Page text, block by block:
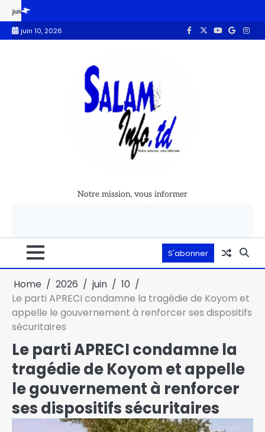
dans le Mayo Kebbi-est : le CAMOJET condamne et appelle l’État
juin 10, 2026
Notre mission, vous informer
S'abonner
Home 2026 juin
10
Le parti APRECI condamne la tragédie de Koyom et
appelle le gouvernement à renforcer ses dispositifs
sécuritaires
Le parti APRECI condamne la
tragédie de Koyom et appelle
le gouvernement à renforcer
ses dispositifs sécuritaires